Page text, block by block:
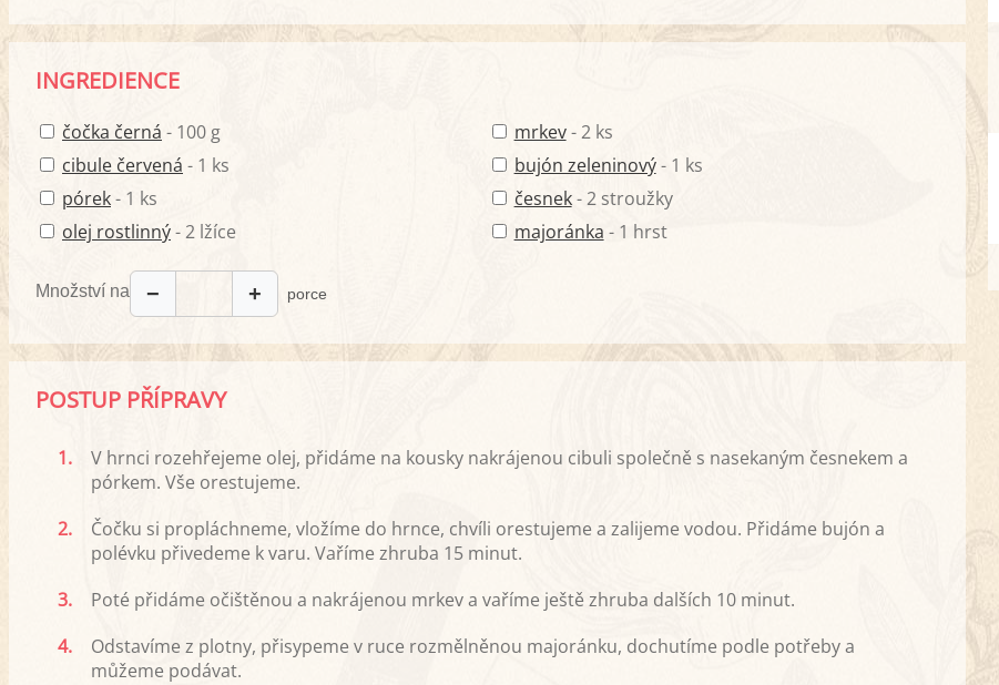
INGREDIENCE
čočka černá - 100 g
cibule červená - 1 ks
pórek- 1 ks
olej rostlinný- 2 lžíce
mrkev- 2 ks
bujón zeleninový- 1 ks
česnek- 2 stroužky
majoránka - 1 hrst
Množství na − + porce
POSTUP PŘÍPRAVY
1.
V hrnci rozehřejeme olej, přidáme na kousky nakrájenou cibuli společně s nasekaným česnekem a
pórkem. Vše orestujeme.
2.
Čočku si propláchneme, vložíme do hrnce, chvíli orestujeme a zalijeme vodou. Přidáme bujón a
polévku přivedeme k varu. Vaříme zhruba 15 minut.
3.
Poté přidáme očištěnou a nakrájenou mrkev a vaříme ještě zhruba dalších 10 minut.
4.
Odstavíme z plotny, přisypeme v ruce rozmělněnou majoránku, dochutíme podle potřeby a
můžeme podávat.